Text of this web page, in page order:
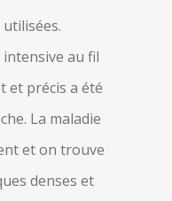
au fil
et précis a été
La maladie
et on trouve
denses et